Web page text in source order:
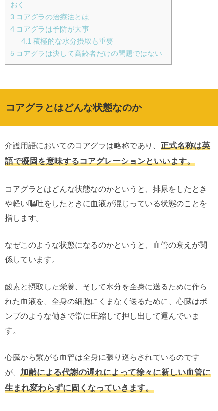
おく
3 コアグラの治療法とは
4 コアグラは予防が大事
4.1 積極的な水分摂取も重要
5 コアグラは決して高齢者だけの問題ではない
コアグラとはどんな状態なのか
介護用語においてのコアグラは略称であり、 正式名称は英
語で凝固を意味するコアグレーションといいます。
コアグラとはどんな状態なのかというと、排尿をしたとき
や軽い嘔吐をしたときに血液が混じっている状態のことを
指します。
なぜこのような状態になるのかというと、血管の衰えが関
係しています。
酸素と摂取した栄養、そして水分を全身に送るために作ら
れた血液を、全身の細胞にくまなく送るために、心臓はポ
ンプのような働きで常に圧縮して押し出して運んでいま
す。
心臓から繋がる血管は全身に張り巡らされているのです
が、 加齢による代謝の遅れによって徐々に新しい血管に
生まれ変わらずに固くなっていきます。